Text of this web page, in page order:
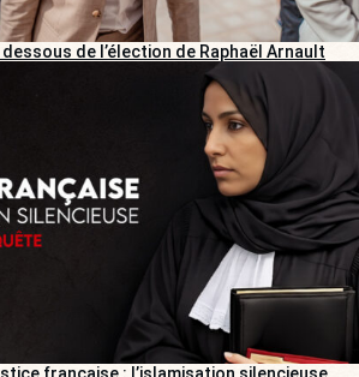
dessous de l’élection de Raphaël Arnault